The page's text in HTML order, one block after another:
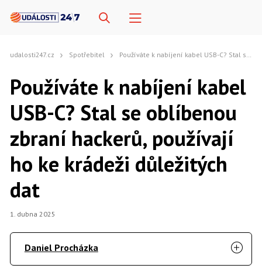
udalosti247.cz Spotřebitel Používáte k nabíjení kabel USB-C? Stal se oblíbenou zbraní hackerů, používají ho ke krádeži důležitých dat
Používáte k nabíjení kabel
USB-C? Stal se oblíbenou
zbraní hackerů, používají
ho ke krádeži důležitých
dat
1. dubna 2025
Daniel Procházka